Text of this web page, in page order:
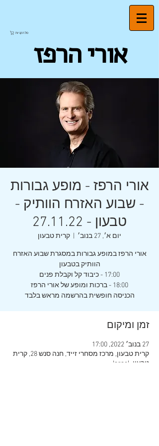
סל הקניות
אורי הרפז
אורי הרפז - מופע גבורות
- שבוע האזרח הוותיק -
טבעון - 27.11.22
יום א׳, 27 בנוב׳ קרית טבעון
אורי הרפז במופע גבורות במסגרת שבוע האזרח
הכניסה חופשית בהרשמה מראש בלבד
זמן ומיקום
27 בנוב׳ 2022, 17:00
קרית טבעון, מרכז מסחרי זייד, חנה סנש 28, קרית
טבעון, Israel